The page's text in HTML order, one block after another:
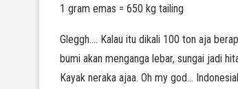
1 gram emas = 650 kg tailing
Gleggh…. Kalau itu dikali 100 ton aja
bumi akan menganga lebar, sungai jadi
Kayak neraka ajaa. Oh my god…